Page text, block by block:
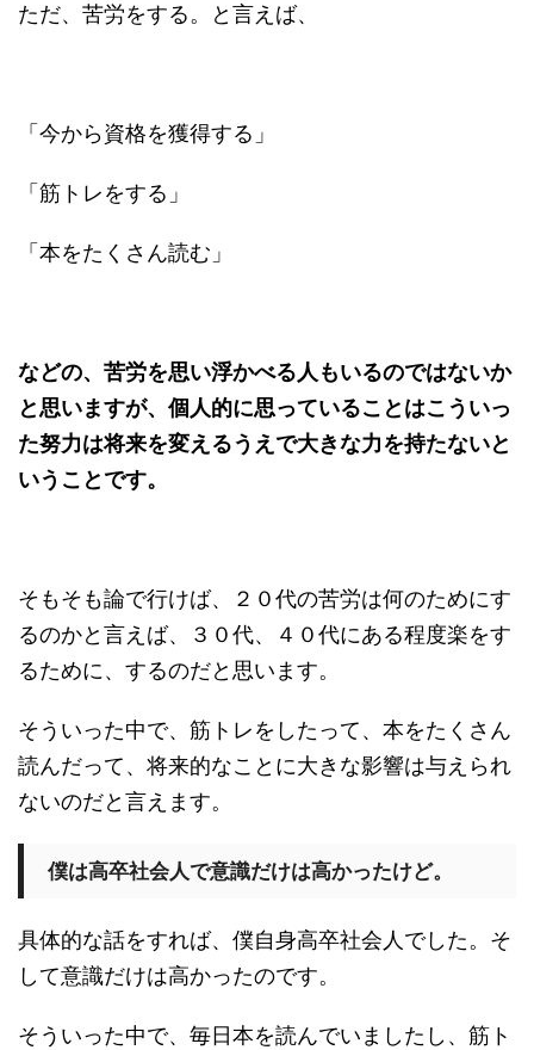
ただ、苦労をする。と言えば、
「今から資格を獲得する」
「筋トレをする」
「本をたくさん読む」
などの、苦労を思い浮かべる人もいるのではないか
と思いますが、個人的に思っていることはこういっ
た努力は将来を変えるうえで大きな力を持たないと
いうことです。
そもそも論で行けば、２０代の苦労は何のためにす
るのかと言えば、３０代、４０代にある程度楽をす
るために、するのだと思います。
そういった中で、筋トレをしたって、本をたくさん
読んだって、将来的なことに大きな影響は与えられ
ないのだと言えます。
僕は高卒社会人で意識だけは高かったけど。
具体的な話をすれば、僕自身高卒社会人でした。そ
して意識だけは高かったのです。
そういった中で、毎日本を読んでいましたし、筋ト